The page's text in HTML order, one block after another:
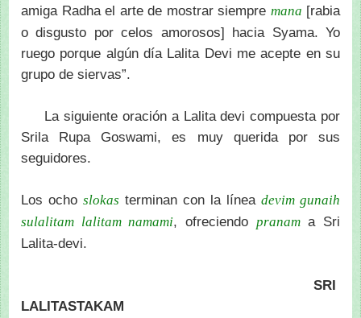
amiga Radha el arte de mostrar siempre mana [rabia
o disgusto por celos amorosos] hacia Syama. Yo
ruego porque algún día Lalita Devi me acepte en su
grupo de siervas”.
La siguiente oración a Lalita devi compuesta por
Srila Rupa Goswami, es muy querida por sus
seguidores.
Los ocho slokas terminan con la línea devim gunaih
sulalitam lalitam namami, ofreciendo pranama Sri
Lalita-devi.
SRI
LALITASTAKAM